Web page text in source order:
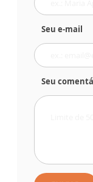
Seu e-mail
Seu